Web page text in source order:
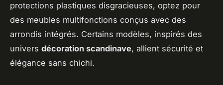
protections plastiques disgracieuses, optez pour
des meubles multifonctions conçus avec des
arrondis intégrés. Certains modèles, inspirés des
univers décoration scandinave, allient sécurité et
élégance sans chichi.